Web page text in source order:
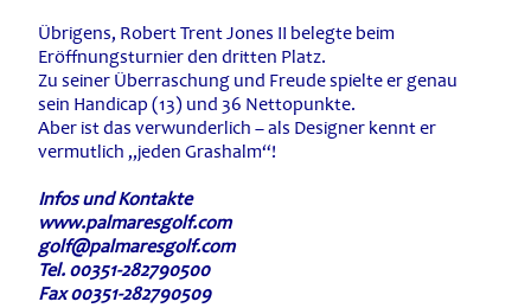
Übrigens, Robert Trent Jones II belegte beim
Eröffnungsturnier den dritten Platz.
Zu seiner Überraschung und Freude spielte er genau
sein Handicap (13) und 36 Nettopunkte.
Aber ist das verwunderlich – als Designer kennt er
vermutlich „jeden Grashalm“!
Infos und Kontakte
www.palmaresgolf.com
golf@palmaresgolf.com
Tel. 00351-282790500
Fax 00351-282790509